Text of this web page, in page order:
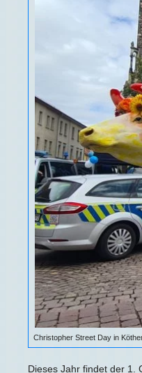
Christopher Street Day in
Dieses Jahr findet der 1.